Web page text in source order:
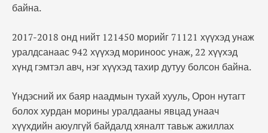
байна.
2017-2018 онд нийт 121450 морийг 71121 хүүхэд унаж
уралдсанаас 942 хүүхэд мориноос унаж, 22 хүүхэд
хүнд гэмтэл авч, нэг хүүхэд тахир дутуу болсон байна.
Үндэсний их баяр наадмын тухай хууль, Орон нутагт
болох хурдан морины уралдааны явцад унаач
хүүхдийн аюулгүй байдалд хяналт тавьж ажиллах